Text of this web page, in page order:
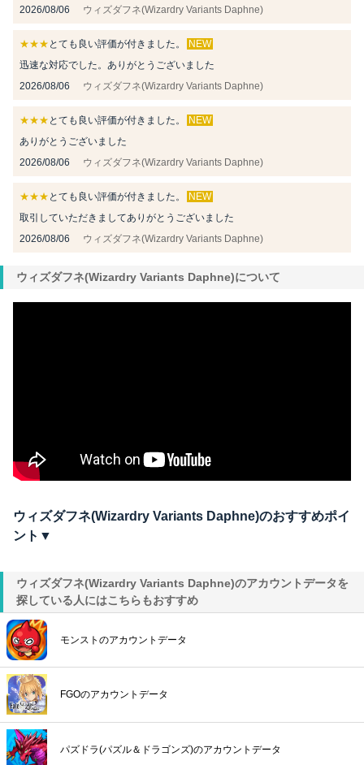
2026/08/06
ウィズダフネ(Wizardry Variants Daphne)
★★★ とても良い評価が付きました。
NEW
迅速な対応でした。ありがとうございました
2026/08/06
ウィズダフネ(Wizardry Variants Daphne)
★★★ とても良い評価が付きました。
NEW
ありがとうございました
2026/08/06
ウィズダフネ(Wizardry Variants Daphne)
★★★ とても良い評価が付きました。
NEW
取引していただきましてありがとうございました
2026/08/06
ウィズダフネ(Wizardry Variants Daphne)
ウィズダフネ(Wizardry Variants Daphne)について
ウィズダフネ(Wizardry Variants Daphne)のおすすめポイ
ント▼
ウィズダフネ(Wizardry Variants Daphne)のアカウントデータを
探している人にはこちらもおすすめ
モンストのアカウントデータ
FGOのアカウントデータ
パズドラ(パズル＆ドラゴンズ)のアカウントデータ